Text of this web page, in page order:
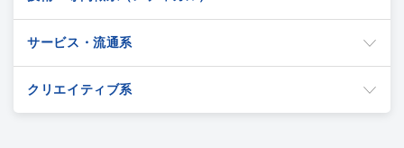
サービス・流通系
クリエイティブ系